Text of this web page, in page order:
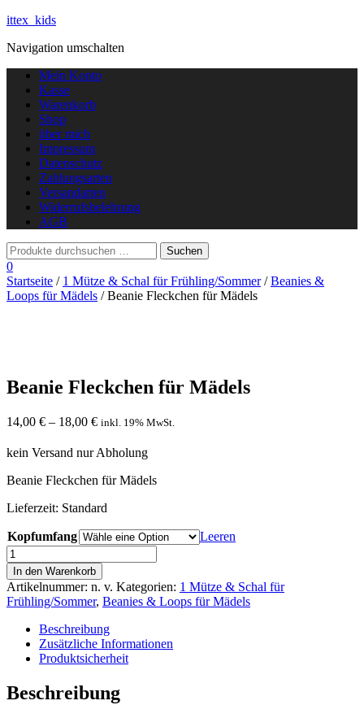
ittex_kids
Navigation umschalten
Mein Konto
Kasse
Warenkorb
Shop
über mich
Impressum
Datenschutz
Zahlungsarten
Versandarten
Widerrufsbelehrung
AGB
0
Startseite / 1 Mütze & Schal für Frühling/Sommer/Beanies &
Loops für Mädels / Beanie Fleckchen für Mädels
Beanie Fleckchen für Mädels
14,00 € – 18,00 € inkl. 19% MwSt.
kein Versand nur Abholung
Beanie Fleckchen für Mädels
Lieferzeit: Standard
Kopfumfang
Leeren
Beanie
Fleckchen
für
Mädels
Menge
In den Warenkorb
Artikelnummer: n. v. Kategorien: 1 Mütze & Schal für
Frühling/Sommer, Beanies & Loops für Mädels
Beschreibung
Zusätzliche Informationen
Produktsicherheit
Beschreibung